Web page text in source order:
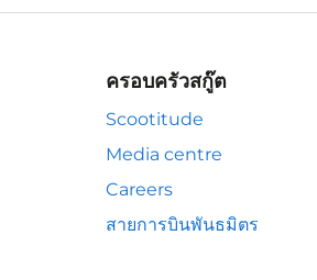
ครอบครัวสกู๊ต
Scootitude
Media centre
Careers
สายการบินพันธมิตร